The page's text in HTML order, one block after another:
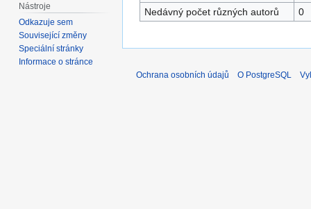
Nedávný počet různých autorů
0
Nástroje
Odkazuje sem
Související změny
Speciální stránky
Informace o stránce
Ochrana osobních údajů
O PostgreSQL